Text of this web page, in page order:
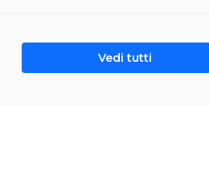
Vedi tutti